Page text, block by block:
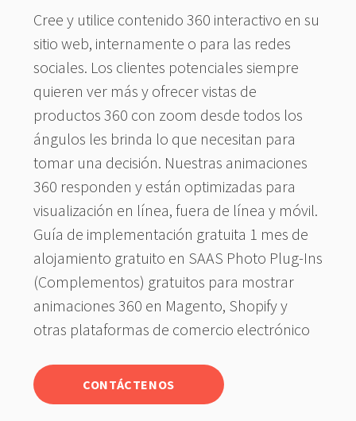
Cree y utilice contenido 360 interactivo en su
sitio web, internamente o para las redes
sociales. Los clientes potenciales siempre
quieren ver más y ofrecer vistas de
productos 360 con zoom desde todos los
ángulos les brinda lo que necesitan para
tomar una decisión. Nuestras animaciones
360 responden y están optimizadas para
visualización en línea, fuera de línea y móvil.
Guía de implementación gratuita 1 mes de
alojamiento gratuito en SAAS Photo Plug-Ins
(Complementos) gratuitos para mostrar
animaciones 360 en Magento, Shopify y
otras plataformas de comercio electrónico
CONTÁCTENOS